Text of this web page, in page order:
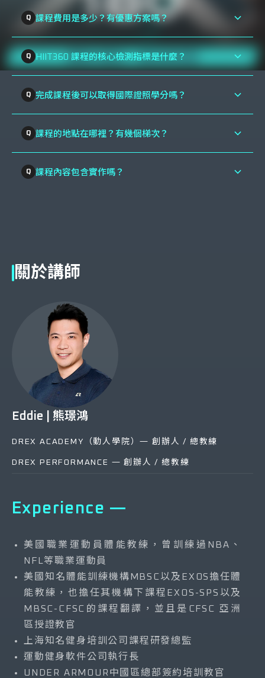
課程費用是多少？有優惠方案嗎？
原價為 $14,800。符合以下條件可享 $12,800 優
惠價：2人以上團報、軍警消人員，或曾參加過動
HIIT360 課程的核心檢測指標是什麼？
完成課程後可以取得國際證照學分嗎？
課程的地點在哪裡？有幾個梯次？
課程內容包含實作嗎？
方。
關於講師
Eddie | 熊璟鴻
DREX ACADEMY（動人學院）— 創辦人 / 總教練
DREX PERFORMANCE — 創辦人 / 總教練
Experience —
美國職業運動員體能教練，曾訓練過NBA、
NFL等職業運動員
美國知名體能訓練機構MBSC以及EXOS擔任體
能教練，也擔任其機構下課程EXOS-SPS以及
MBSC-CFSC的課程翻譯，並且是CFSC 亞洲
區授證教官
上海知名健身培訓公司課程研發總監
運動健身軟件公司執行長
UNDER ARMOUR中國區總部簽約培訓教官